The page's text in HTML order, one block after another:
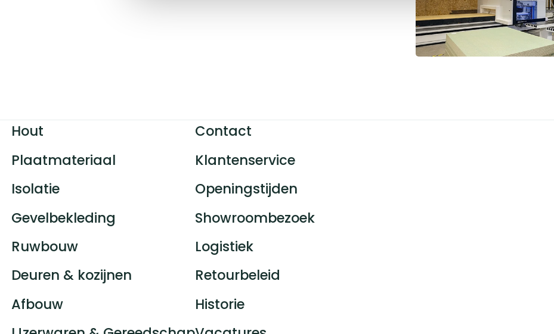
Hout
Plaatmateriaal
Isolatie
Gevelbekleding
Ruwbouw
Deuren & kozijnen
Afbouw
Contact
Klantenservice
Openingstijden
Showroombezoek
Logistiek
Retourbeleid
Historie